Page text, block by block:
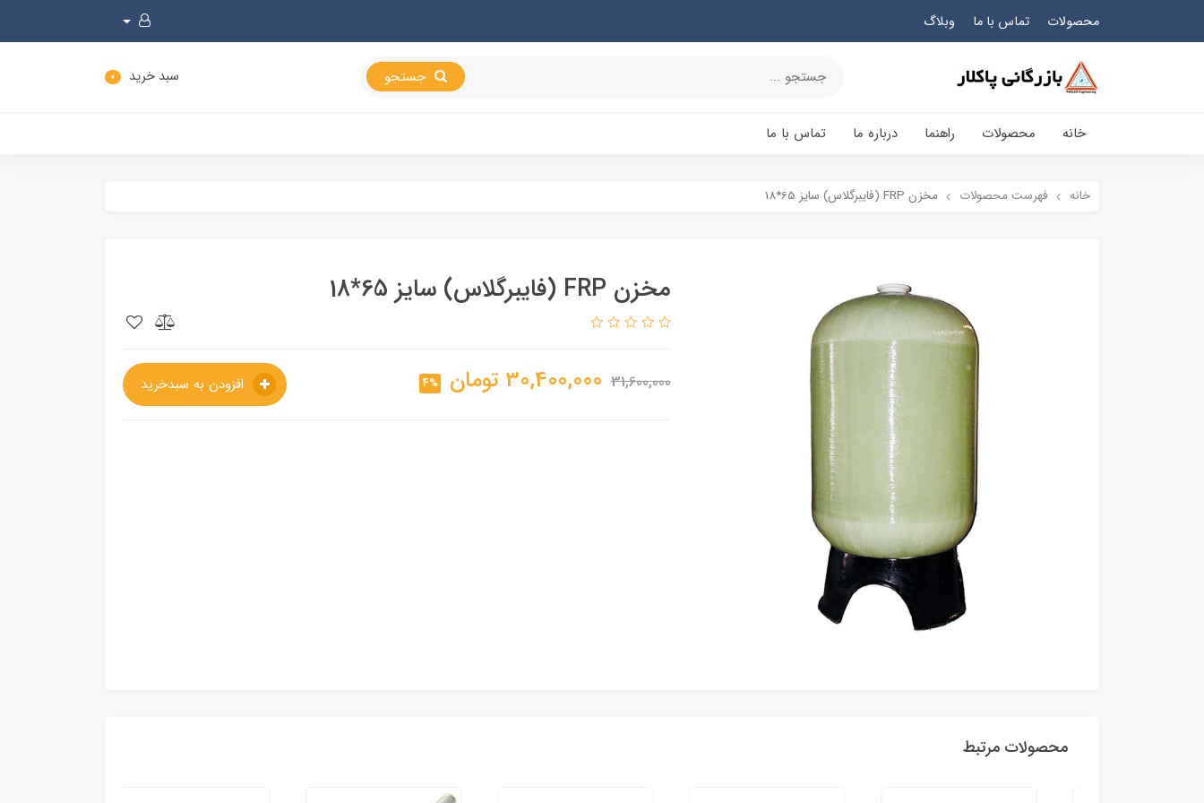
محصولات تماس با ما وبلاگ
سبد خرید 0
خانه محصولات راهنما درباره ما تماس با ما
خانه فهرست محصولات مخزن FRP (فایبرگلاس) سایز 65*18
مخزن FRP (فایبرگلاس) سایز 65*18
31,600,000
30,400,000 تومان 4%
محصولات مرتبط